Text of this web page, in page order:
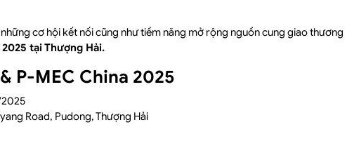
cơ hội kết nối cũng như tiềm năng mở rộng nguồn cung giao thương
tại Thượng Hải.
P-MEC China 2025
Road, Pudong, Thượng Hải